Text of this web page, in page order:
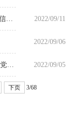
2022/09/11
2022/09/06
2022/09/05
下页 3/68